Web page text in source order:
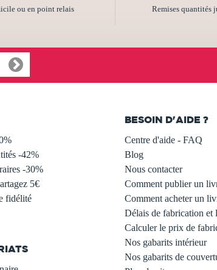
ou en point relais Remises quantités
-42%
-30%
5€
fidélité
BESOIN D'AIDE ?
Centre d'aide - FAQ
Blog
Nous contacter
Comment publier un
Comment acheter un
Délais de fabrication et
Calculer le prix de
Nos gabarits intérieur
Nos gabarits de